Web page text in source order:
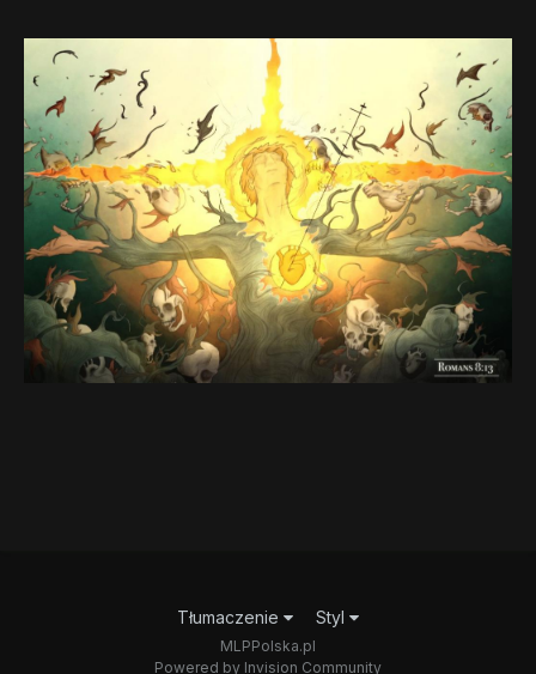
Tłumaczenie Styl
MLPPolska.pl
Powered by Invision Community